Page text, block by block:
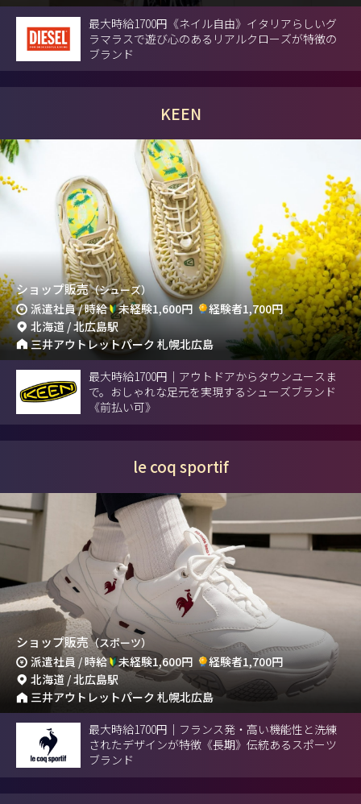
最大時給1700円《ネイル自由》イタリアらしいグ
ラマラスで遊び心のあるリアルクローズが特徴の
ブランド
KEEN
ショップ販売（シューズ）
派遣社員 / 時給 未経験1,600円
経験者1,700円
北海道 / 北広島駅
三井アウトレットパーク 札幌北広島
最大時給1700円｜アウトドアからタウンユースま
で。おしゃれな足元を実現するシューズブランド
《前払い可》
le coq sportif
ショップ販売（スポーツ）
派遣社員 / 時給 未経験1,600円
経験者1,700円
北海道 / 北広島駅
三井アウトレットパーク 札幌北広島
最大時給1700円｜フランス発・高い機能性と洗練
されたデザインが特徴《長期》伝統あるスポーツ
ブランド